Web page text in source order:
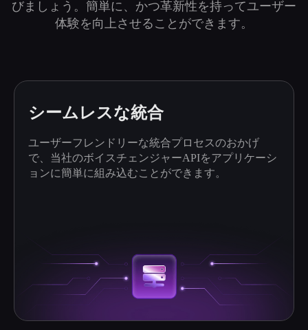
びましょう。簡単に、かつ革新性を持ってユーザー
体験を向上させることができます。
シームレスな統合
ユーザーフレンドリーな統合プロセスのおかげ
で、当社のボイスチェンジャーAPIをアプリケーシ
ョンに簡単に組み込むことができます。